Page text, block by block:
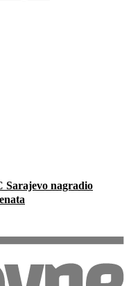
Sarajevo nagradio